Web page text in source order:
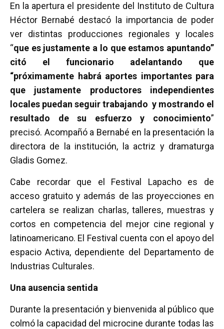
En la apertura el presidente del Instituto de Cultura
Héctor Bernabé destacó la importancia de poder
ver distintas producciones regionales y locales
“que es justamente a lo que estamos apuntando”
citó el funcionario adelantando que
“próximamente habrá aportes importantes para
que justamente productores independientes
locales puedan seguir trabajando y mostrando el
resultado de su esfuerzo y conocimiento”
precisó. Acompañó a Bernabé en la presentación la
directora de la institución, la actriz y dramaturga
Gladis Gomez.
Cabe recordar que el Festival Lapacho es de
acceso gratuito y además de las proyecciones en
cartelera se realizan charlas, talleres, muestras y
cortos en competencia del mejor cine regional y
latinoamericano. El Festival cuenta con el apoyo del
espacio Activa, dependiente del Departamento de
Industrias Culturales.
Una ausencia sentida
Durante la presentación y bienvenida al público que
colmó la capacidad del microcine durante todas las